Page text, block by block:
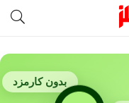
بدون کارمزد